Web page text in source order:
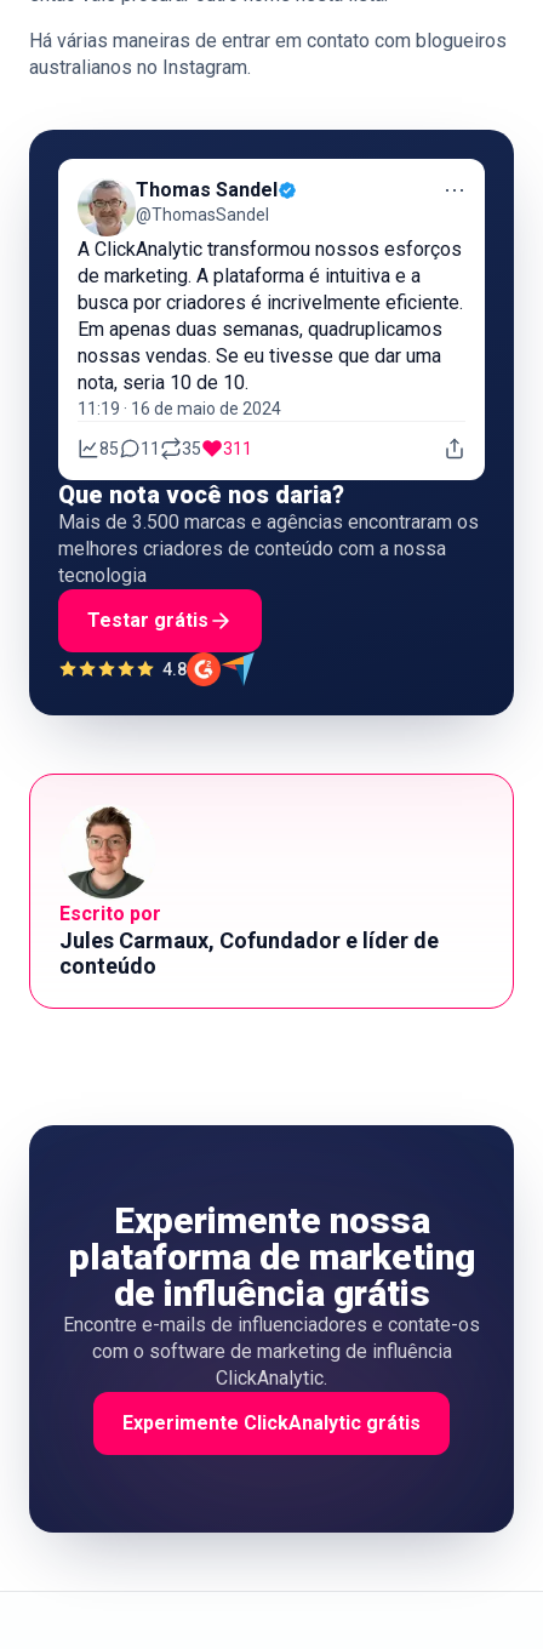
Há várias maneiras de entrar em contato com blogueiros
australianos no Instagram.
Thomas Sandel
@ThomasSandel
⋯
A ClickAnalytic transformou nossos esforços
de marketing. A plataforma é intuitiva e a
busca por criadores é incrivelmente eficiente.
Em apenas duas semanas, quadruplicamos
nossas vendas. Se eu tivesse que dar uma
nota, seria 10 de 10.
11:19 · 16 de maio de 2024
85 11 35 311
Que nota você nos daria?
Mais de 3.500 marcas e agências encontraram os
melhores criadores de conteúdo com a nossa
tecnologia
Testar grátis
4.8
Escrito por
Jules Carmaux, Cofundador e líder de
conteúdo
Experimente nossa
plataforma de marketing
de influência grátis
Encontre e-mails de influenciadores e contate-os
com o software de marketing de influência
ClickAnalytic.
Experimente ClickAnalytic grátis